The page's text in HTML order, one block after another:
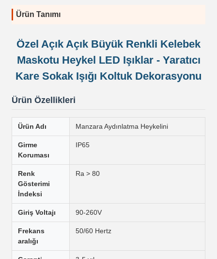
Ürün Tanımı
Özel Açık Açık Büyük Renkli Kelebek
Maskotu Heykel LED Işıklar - Yaratıcı
Kare Sokak Işığı Koltuk Dekorasyonu
Ürün Özellikleri
Ürün Adı Manzara Aydınlatma Heykelini
Girme
Koruması
IP65
Renk
Gösterimi
İndeksi
Ra > 80
Giriş Voltajı 90-260V
Frekans
aralığı
50/60 Hertz